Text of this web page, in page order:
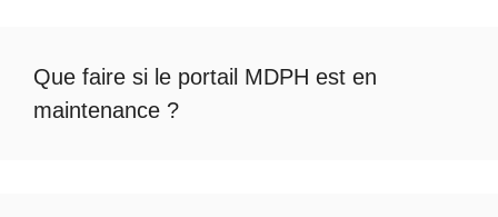
Que faire si le portail MDPH est en
maintenance ?